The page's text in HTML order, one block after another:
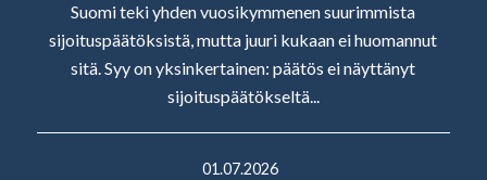
Suomi teki yhden vuosikymmenen suurimmista
sijoituspäätöksistä, mutta juuri kukaan ei huomannut
sitä. Syy on yksinkertainen: päätös ei näyttänyt
sijoituspäätökseltä...
01.07.2026